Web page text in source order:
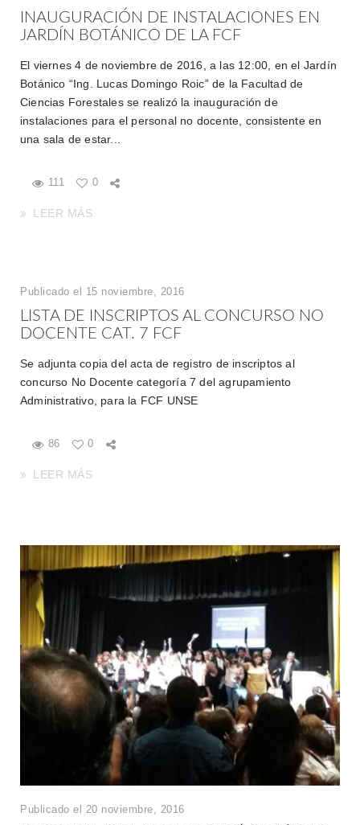
INAUGURACIÓN DE INSTALACIONES EN
JARDÍN BOTÁNICO DE LA FCF
El viernes 4 de noviembre de 2016, a las 12:00, en el Jardín
Botánico “Ing. Lucas Domingo Roic” de la Facultad de
Ciencias Forestales se realizó la inauguración de
instalaciones para el personal no docente, consistente en
una sala de estar...
111 0
LEER MÁS
Publicado el 15 noviembre, 2016
LISTA DE INSCRIPTOS AL CONCURSO NO
DOCENTE CAT. 7 FCF
Se adjunta copia del acta de registro de inscriptos al
concurso No Docente categoría 7 del agrupamiento
Administrativo, para la FCF UNSE
86 0
LEER MÁS
Publicado el 20 noviembre, 2016